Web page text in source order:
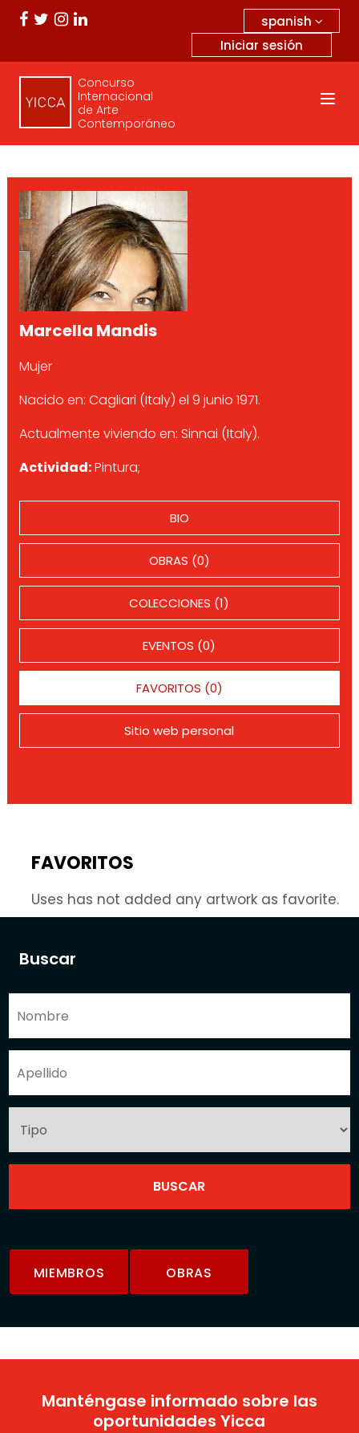
spanish
Iniciar sesión
Concurso
Internacional
de Arte
Contemporáneo
Buscar
MIEMBROS OBRAS
Marcella Mandis
Mujer
Nacido en: Cagliari (Italy) el 9 junio 1971.
Actualmente viviendo en: Sinnai (Italy).
Actividad:Pintura;
BIO
OBRAS (0)
COLECCIONES (1)
EVENTOS (0)
FAVORITOS (0)
Sitio web personal
FAVORITOS
Uses has not added any artwork as favorite.
Manténgase informado sobre las
oportunidades Yicca